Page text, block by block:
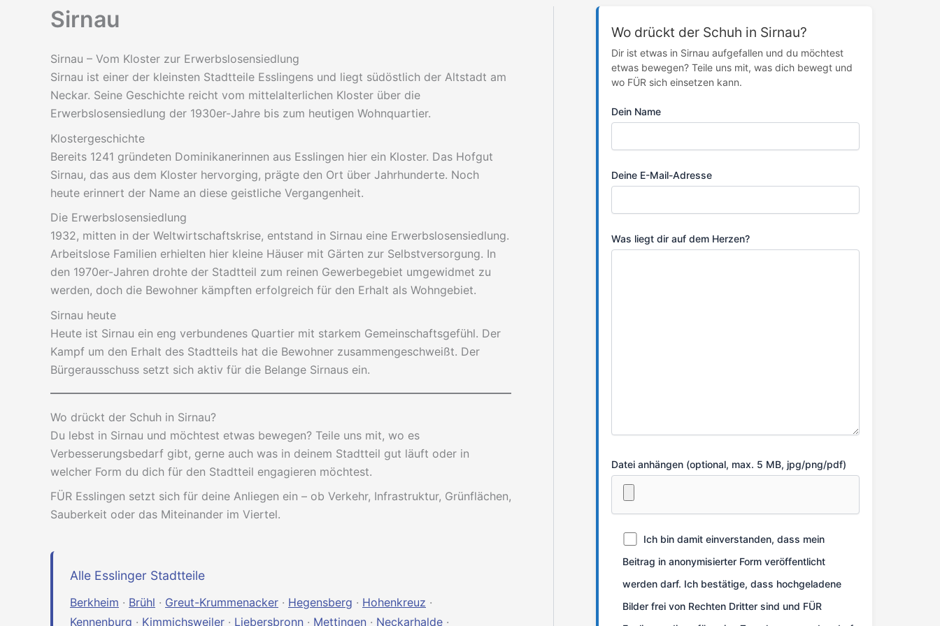
Sirnau
Sirnau – Vom Kloster zur Erwerbslosensiedlung
Sirnau ist einer der kleinsten Stadtteile Esslingens und liegt südöstlich der Altstadt am
Neckar. Seine Geschichte reicht vom mittelalterlichen Kloster über die
Erwerbslosensiedlung der 1930er-Jahre bis zum heutigen Wohnquartier.
Klostergeschichte
Bereits 1241 gründeten Dominikanerinnen aus Esslingen hier ein Kloster. Das Hofgut
Sirnau, das aus dem Kloster hervorging, prägte den Ort über Jahrhunderte. Noch
heute erinnert der Name an diese geistliche Vergangenheit.
Die Erwerbslosensiedlung
1932, mitten in der Weltwirtschaftskrise, entstand in Sirnau eine Erwerbslosensiedlung.
Arbeitslose Familien erhielten hier kleine Häuser mit Gärten zur Selbstversorgung. In
den 1970er-Jahren drohte der Stadtteil zum reinen Gewerbegebiet umgewidmet zu
werden, doch die Bewohner kämpften erfolgreich für den Erhalt als Wohngebiet.
Sirnau heute
Heute ist Sirnau ein eng verbundenes Quartier mit starkem Gemeinschaftsgefühl. Der
Kampf um den Erhalt des Stadtteils hat die Bewohner zusammengeschweißt. Der
Bürgerausschuss setzt sich aktiv für die Belange Sirnaus ein.
Wo drückt der Schuh in Sirnau?
Du lebst in Sirnau und möchtest etwas bewegen? Teile uns mit, wo es
Verbesserungsbedarf gibt, gerne auch was in deinem Stadtteil gut läuft oder in
welcher Form du dich für den Stadtteil engagieren möchtest.
FÜR Esslingen setzt sich für deine Anliegen ein – ob Verkehr, Infrastruktur, Grünflächen,
Sauberkeit oder das Miteinander im Viertel.
Alle Esslinger Stadtteile
Berkheim · Brühl · Greut-Krummenacker · Hegensberg · Hohenkreuz ·
Kennenburg · Kimmichsweiler · Liebersbronn · Mettingen · Neckarhalde ·
Wo drückt der Schuh in Sirnau?
Dir ist etwas in Sirnau aufgefallen und du möchtest
etwas bewegen? Teile uns mit, was dich bewegt und
wo FÜR sich einsetzen kann.
Dein Name
Deine E-Mail-Adresse
Was liegt dir auf dem Herzen?
Datei anhängen (optional, max. 5 MB, jpg/png/pdf)
Ich bin damit einverstanden, dass mein
Beitrag in anonymisierter Form veröffentlicht
werden darf. Ich bestätige, dass hochgeladene
Bilder frei von Rechten Dritter sind und FÜR